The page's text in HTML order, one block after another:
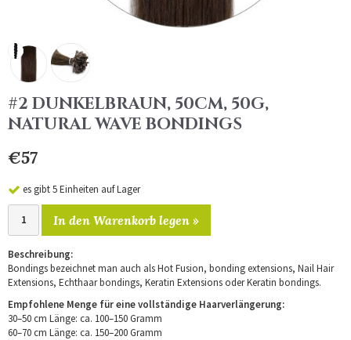
#2 DUNKELBRAUN, 50CM, 50G,
NATURAL WAVE BONDINGS
€57
es gibt 5 Einheiten auf Lager
In den Warenkorb legen »
Beschreibung:
Bondings bezeichnet man auch als Hot Fusion, bonding extensions, Nail Hair
Extensions, Echthaar bondings, Keratin Extensions oder Keratin bondings.
Empfohlene Menge für eine vollständige Haarverlängerung:
30–50 cm Länge: ca. 100–150 Gramm
60–70 cm Länge: ca. 150–200 Gramm